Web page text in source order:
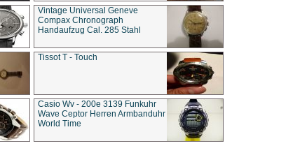
Vintage Universal Geneve
Compax Chronograph
Handaufzug Cal. 285 Stahl
Tissot T - Touch
Casio Wv - 200e 3139 Funkuhr
Wave Ceptor Herren Armbanduhr
World Time